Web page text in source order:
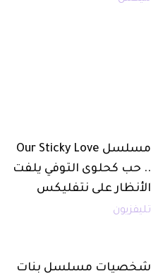
مسلسل Our Sticky Love
.. حب كحلوى التوفي يلفت
الأنظار على نتفليكس
تليفزيون
شخصيات مسلسل بنات